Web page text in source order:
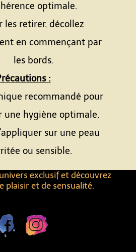
exclusif et découvrez
plaisir et de sensualité.
optimale.
les retirer, décollez
en commençant par
les bords.
:
recommandé pour
une hygiène optimale.
sur une peau
ou sensible.